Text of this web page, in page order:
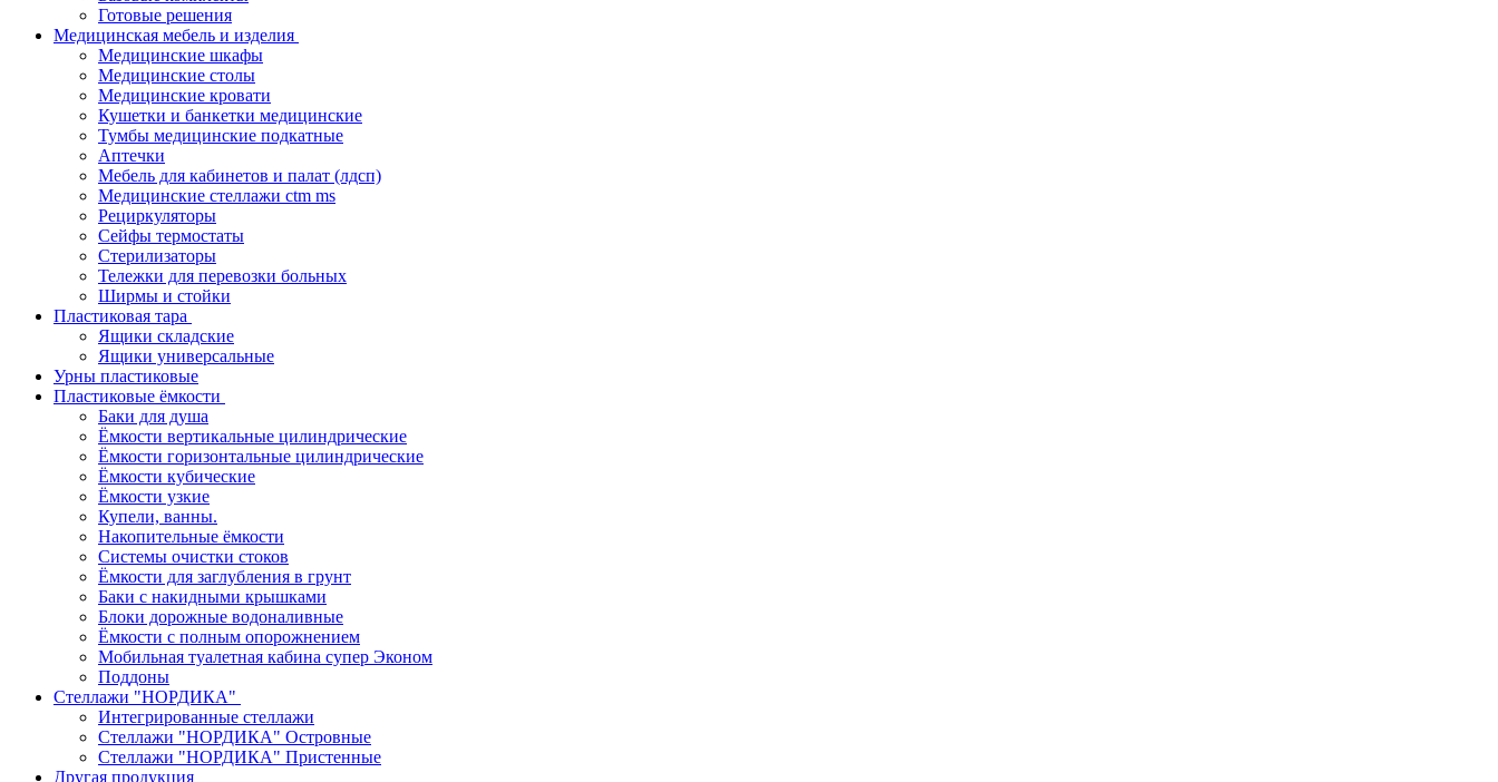
Готовые решения
Медицинская мебель и изделия
Медицинские шкафы
Медицинские столы
Медицинские кровати
Кушетки и банкетки медицинские
Тумбы медицинские подкатные
Аптечки
Мебель для кабинетов и палат (лдсп)
Медицинские стеллажи ctm ms
Рециркуляторы
Сейфы термостаты
Стерилизаторы
Тележки для перевозки больных
Ширмы и стойки
Пластиковая тара
Ящики складские
Ящики универсальные
Урны пластиковые
Пластиковые ёмкости
Баки для душа
Ёмкости вертикальные цилиндрические
Ёмкости горизонтальные цилиндрические
Ёмкости кубические
Ёмкости узкие
Купели, ванны.
Накопительные ёмкости
Системы очистки стоков
Ёмкости для заглубления в грунт
Баки с накидными крышками
Блоки дорожные водоналивные
Ёмкости с полным опорожнением
Мобильная туалетная кабина супер Эконом
Поддоны
Стеллажи "НОРДИКА"
Интегрированные стеллажи
Стеллажи "НОРДИКА" Островные
Стеллажи "НОРДИКА" Пристенные
Другая продукция